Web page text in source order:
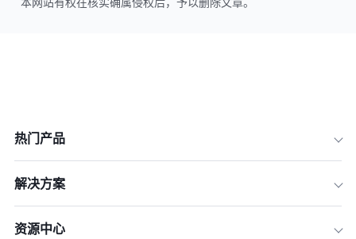
本网站有权在核实确属侵权后，予以删除文章。
热门产品
解决方案
资源中心